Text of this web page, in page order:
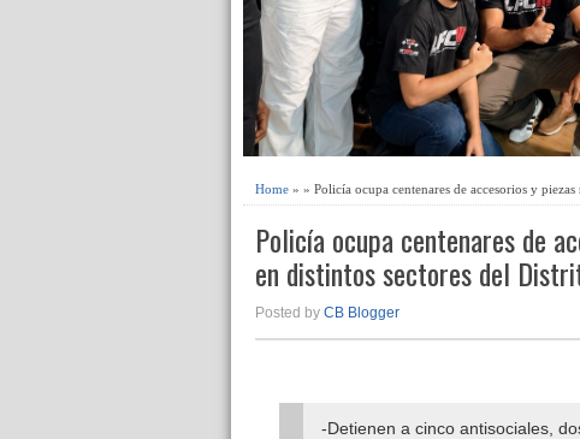
Home » » Policía ocupa centenares de accesorios y
Policía ocupa centenares de
en distintos sectores del
Posted by CB Blogger
-Detienen a cinco antisociales,